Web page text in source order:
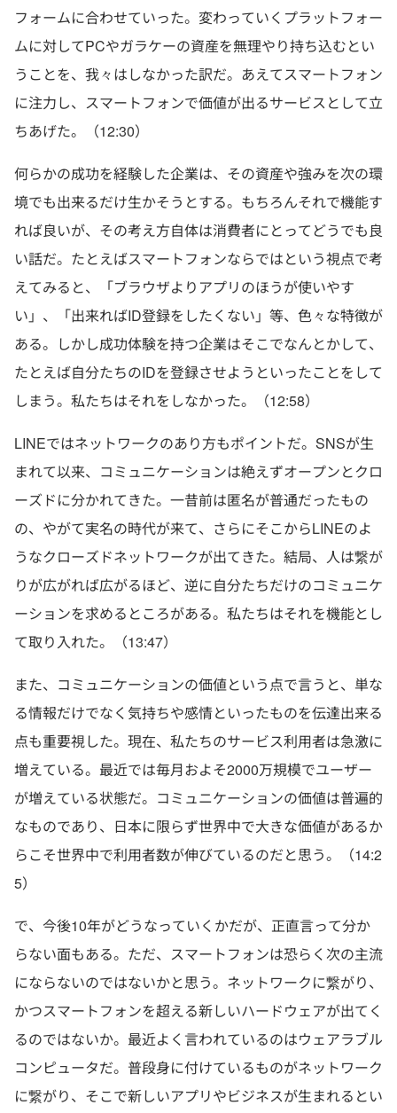
フォームに合わせていった。変わっていくプラットフォー
ムに対してPCやガラケーの資産を無理やり持ち込むとい
うことを、我々はしなかった訳だ。あえてスマートフォン
に注力し、スマートフォンで価値が出るサービスとして立
ちあげた。（12:30）
何らかの成功を経験した企業は、その資産や強みを次の環
境でも出来るだけ生かそうとする。もちろんそれで機能す
れば良いが、その考え方自体は消費者にとってどうでも良
い話だ。たとえばスマートフォンならではという視点で考
えてみると、「ブラウザよりアプリのほうが使いやす
い」、「出来ればID登録をしたくない」等、色々な特徴が
ある。しかし成功体験を持つ企業はそこでなんとかして、
たとえば自分たちのIDを登録させようといったことをして
しまう。私たちはそれをしなかった。（12:58）
LINEではネットワークのあり方もポイントだ。SNSが生
まれて以来、コミュニケーションは絶えずオープンとクロ
ーズドに分かれてきた。一昔前は匿名が普通だったもの
の、やがて実名の時代が来て、さらにそこからLINEのよ
うなクローズドネットワークが出てきた。結局、人は繋が
りが広がれば広がるほど、逆に自分たちだけのコミュニケ
ーションを求めるところがある。私たちはそれを機能とし
て取り入れた。（13:47）
また、コミュニケーションの価値という点で言うと、単な
る情報だけでなく気持ちや感情といったものを伝達出来る
点も重要視した。現在、私たちのサービス利用者は急激に
増えている。最近では毎月およそ2000万規模でユーザー
が増えている状態だ。コミュニケーションの価値は普遍的
なものであり、日本に限らず世界中で大きな価値があるか
らこそ世界中で利用者数が伸びているのだと思う。（14:2
5）
で、今後10年がどうなっていくかだが、正直言って分か
らない面もある。ただ、スマートフォンは恐らく次の主流
にならないのではないかと思う。ネットワークに繋がり、
かつスマートフォンを超える新しいハードウェアが出てく
るのではないか。最近よく言われているのはウェアラブル
コンピュータだ。普段身に付けているものがネットワーク
に繋がり、そこで新しいアプリやビジネスが生まれるとい